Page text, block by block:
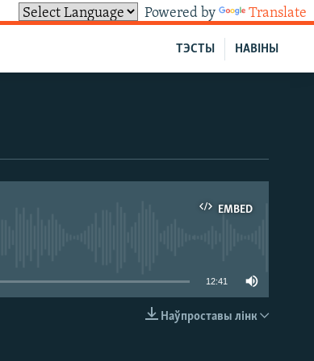
Powered by Translate
НАВІНЫ
ТЭСТЫ
EMBED
12:41
Наўпроставы лінк